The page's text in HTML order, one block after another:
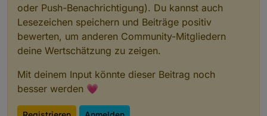
oder Push-Benachrichtigung). Du kannst auch
Lesezeichen speichern und Beiträge positiv
bewerten, um anderen Community-Mitgliedern
deine Wertschätzung zu zeigen.
Mit deinem Input könnte dieser Beitrag noch
besser werden 💗